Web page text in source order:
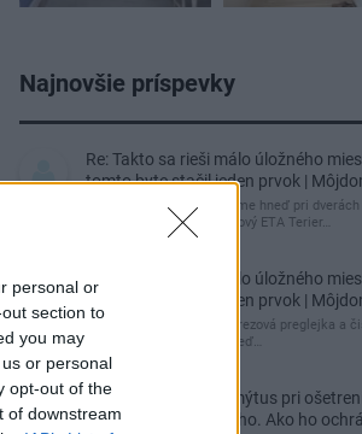
personal or
section to
you may
or personal
opt-out of the
of downstream
Najnovšie príspevky
Re: Takto sa rieši málo úložného
tomto byte stačil jeden prvok |
My napríklad labky utierame hneď pri
pred dvere používame tyčový ETA Terier…
Re: Takto sa rieši málo úložného
tomto byte stačil jeden prvok |
Dizajn je to nádherný, tá brezová preglejka a
vyzerajú super. Ale vždy, keď…
Re: Toto je najväčší mýtus pri
a môže vás vyjsť draho. Ako ho